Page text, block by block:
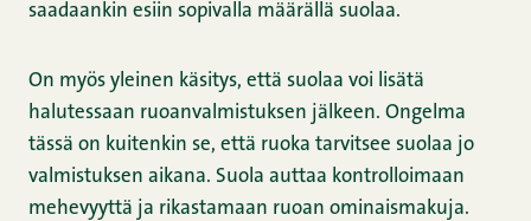
saadaankin esiin sopivalla määrällä suolaa.
On myös yleinen käsitys, että suolaa voi lisätä
halutessaan ruoanvalmistuksen jälkeen. Ongelma
tässä on kuitenkin se, että ruoka tarvitsee suolaa jo
valmistuksen aikana. Suola auttaa kontrolloimaan
mehevyyttä ja rikastamaan ruoan ominaismakuja.